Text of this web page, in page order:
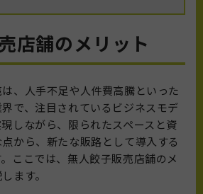
店舗のメリット
、人手不足や人件費高騰といった
で、注目されているビジネスモデ
しながら、限られたスペースと資
から、新たな販路として導入する
ここでは、無人餃子販売店舗のメ
ます。